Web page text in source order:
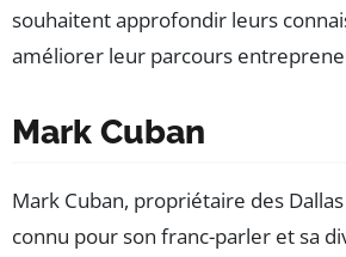
souhaitent approfondir leurs
améliorer leur parcours
Mark Cuban
Mark Cuban, propriétaire des
connu pour son franc-parler et sa